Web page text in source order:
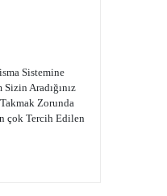
Sistemine
Aradığınız
Zorunda
çok Tercih Edilen